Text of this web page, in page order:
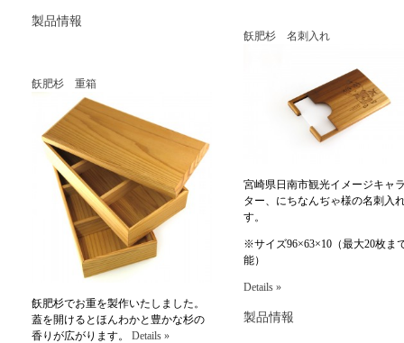
製品情報
飫肥杉 名刺入れ
宮崎県日南市観光イメージキャ
ター、にちなんぢゃ様の名刺入
す。
※サイズ96×63×10（最大20枚ま
能）
Details »
製品情報
飫肥杉 重箱
飫肥杉でお重を製作いたしました。
蓋を開けるとほんわかと豊かな杉の
香りが広がります。 Details »